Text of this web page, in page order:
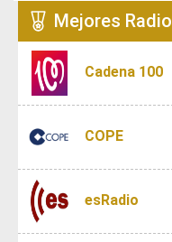
Mejores Radio
Cadena 100
COPE
esRadio